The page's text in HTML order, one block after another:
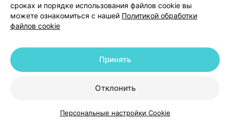
КаталогКорзинаИзбранноеПрофиль
1. Снимите защитный колпачок с актуатора и
других посторонних предметов.
сроках и порядке использования файлов cookie вы
можете ознакомиться с нашей Политикой обработки
файлов cookie
Отклонить
Принять
Персональные настройки Cookie